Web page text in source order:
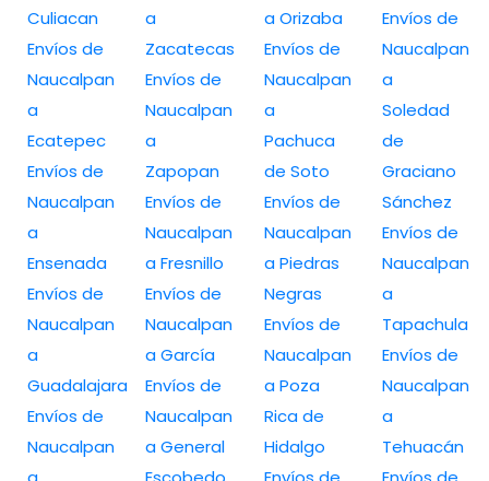
Culiacan
Envíos de
Naucalpan
a
Ecatepec
Envíos de
Naucalpan
a
Ensenada
Envíos de
Naucalpan
a
Guadalajara
Envíos de
Naucalpan
a
Zacatecas
Envíos de
Naucalpan
a
Zapopan
Envíos de
Naucalpan
a Fresnillo
Envíos de
Naucalpan
a García
Envíos de
Naucalpan
a General
a Orizaba
Envíos de
Naucalpan
a
Pachuca
de Soto
Envíos de
Naucalpan
a Piedras
Negras
Envíos de
Naucalpan
a Poza
Rica de
Hidalgo
Envíos de
Naucalpan
a
Soledad
de
Graciano
Sánchez
Envíos de
Naucalpan
a
Tapachula
Envíos de
Naucalpan
a
Tehuacán